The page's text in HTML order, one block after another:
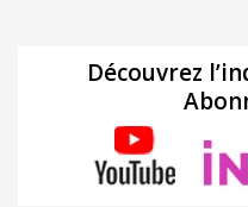
Découvrez